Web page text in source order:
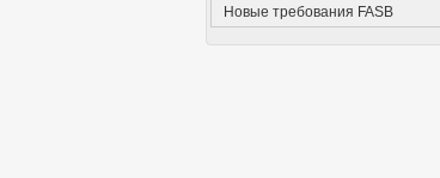
Новые требования FASB